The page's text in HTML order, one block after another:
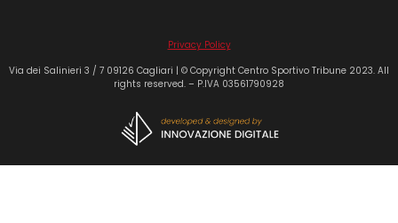
Privacy Policy
Via dei Salinieri 3 / 7 09126 Cagliari | © Copyright Centro Sportivo Tribune 2023. All
rights reserved. – P.IVA 03561790928